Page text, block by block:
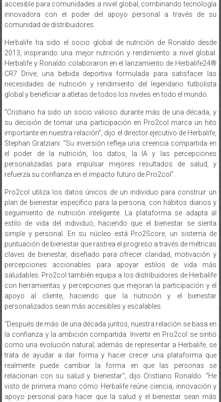
accesible para comunidades a nivel global, combinando tecnología
innovadora con el poder del apoyo personal a través de su
comunidad de distribuidores.
Herbalife ha sido el socio global de nutrición de Ronaldo desde
2013, inspirando una mejor nutrición y rendimiento a nivel global.
Herbalife y Ronaldo colaboraron en el lanzamiento de Herbalife24®
CR7 Drive, una bebida deportiva formulada para satisfacer las
necesidades de nutrición y rendimiento del legendario futbolista
global y beneficiar a atletas de todos los niveles en todo el mundo.
“Cristiano ha sido un socio valioso durante más de una década, y
su decisión de tomar una participación en Pro2col marca un hito
importante en nuestra relación”, dijo el director ejecutivo de Herbalife,
Stephan Gratziani. “Su inversión refleja una creencia compartida en
el poder de la nutrición, los datos, la IA y las percepciones
personalizadas para impulsar mejores resultados de salud, y
refuerza su confianza en el impacto futuro de Pro2col”.
Pro2col utiliza los datos únicos de un individuo para construir un
plan de bienestar específico para la persona, con hábitos diarios y
seguimiento de nutrición inteligente. La plataforma se adapta al
estilo de vida del individuo, haciendo que el bienestar se sienta
simple y personal. En su núcleo está Pro2Score, un sistema de
puntuación de bienestar que rastrea el progreso a través de métricas
claves de bienestar, diseñado para ofrecer claridad, motivación y
percepciones accionables para apoyar estilos de vida más
saludables. Pro2col también equipa a los distribuidores de Herbalife
con herramientas y percepciones que mejoran la participación y el
apoyo al cliente, haciendo que la nutrición y el bienestar
personalizados sean más accesibles y escalables.
“Después de más de una década juntos, nuestra relación se basa en
la confianza y la ambición compartida. Invertir en Pro2col se sintió
como una evolución natural; además de representar a Herbalife, se
trata de ayudar a dar forma y hacer crecer una plataforma que
realmente puede cambiar la forma en que las personas se
relacionan con su salud y bienestar”, dijo Cristiano Ronaldo. “He
visto de primera mano cómo Herbalife reúne ciencia, innovación y
apoyo personal para hacer que la salud y el bienestar sean más